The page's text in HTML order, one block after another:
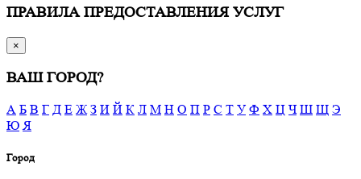
ПРАВИЛА ПРЕДОСТАВЛЕНИЯ УСЛУГ
×
ВАШ ГОРОД?
А Б В Г Д Е Ж З И Й К Л М Н О П Р С Т У Ф Х Ц Ч Ш Щ Э
Ю Я
Город